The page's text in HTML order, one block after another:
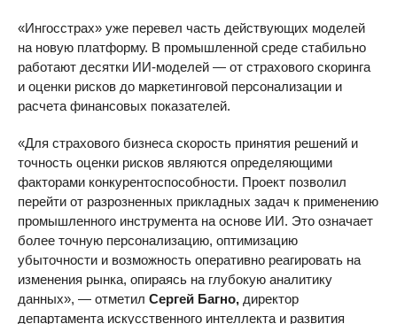
«Ингосстрах» уже перевел часть действующих моделей
на новую платформу. В промышленной среде стабильно
работают десятки ИИ-моделей — от страхового скоринга
и оценки рисков до маркетинговой персонализации и
расчета финансовых показателей.
«Для страхового бизнеса скорость принятия решений и
точность оценки рисков являются определяющими
факторами конкурентоспособности. Проект позволил
перейти от разрозненных прикладных задач к применению
промышленного инструмента на основе ИИ. Это означает
более точную персонализацию, оптимизацию
убыточности и возможность оперативно реагировать на
изменения рынка, опираясь на глубокую аналитику
данных», — отметил Сергей Багно, директор
департамента искусственного интеллекта и развития